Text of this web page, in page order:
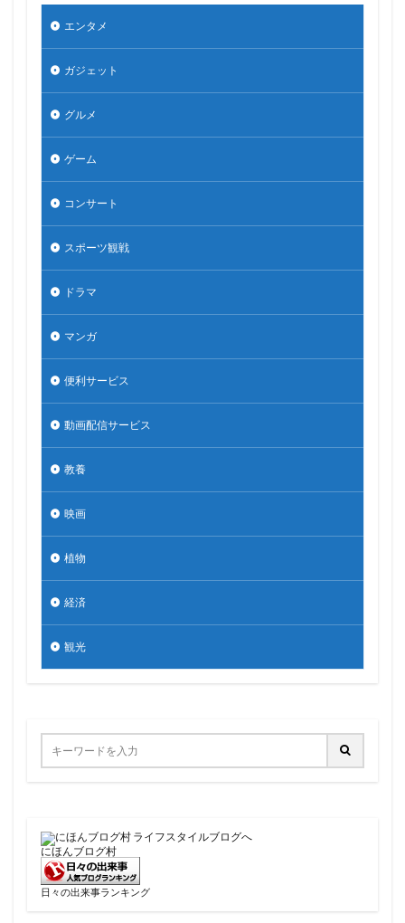
エンタメ
ガジェット
グルメ
ゲーム
コンサート
スポーツ観戦
ドラマ
マンガ
便利サービス
動画配信サービス
教養
映画
植物
経済
観光
にほんブログ村
日々の出来事ランキング